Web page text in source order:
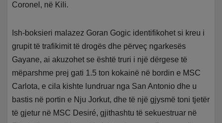
Coronel, në Kili.
Ish-boksieri malazez Goran Gogic identifikohet si kreu i
grupit të trafikimit të drogës dhe përveç ngarkesës
Gayane, ai akuzohet se është truri i një dërgese të
mëparshme prej gati 1.5 ton kokainë në bordin e MSC
Carlota, e cila kishte lundruar nga San Antonio dhe u
bastis në portin e Nju Jorkut, dhe të një gjysmë toni tjetër
të gjetur në MSC Desiré, gjithashtu të sekuestruar në